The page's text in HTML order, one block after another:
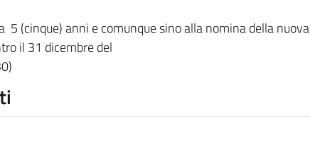
5 (cinque) anni e comunque sino alla nomina della nuova
il 31 dicembre del